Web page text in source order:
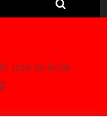
Lidé ho kvůli